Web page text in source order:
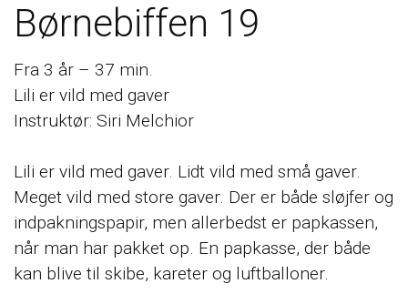
Børnebiffen 19
Fra 3 år – 37 min.
Lili er vild med gaver
Instruktør: Siri Melchior
Lili er vild med gaver. Lidt vild med små gaver.
Meget vild med store gaver. Der er både sløjfer og
indpakningspapir, men allerbedst er papkassen,
når man har pakket op. En papkasse, der både
kan blive til skibe, kareter og luftballoner.